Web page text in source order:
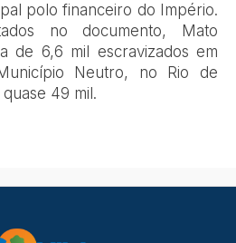
polo financeiro do Império.
no documento, Mato
de 6,6 mil escravizados em
Neutro, no Rio de
49 mil.